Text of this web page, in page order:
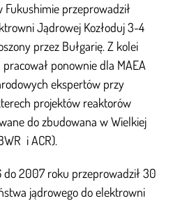
Fukushimie przeprowadził
Jądrowej Kozłoduj 3-4
przez Bułgarię. Z kolei
ponownie dla MAEA
ekspertów przy
projektów reaktorów
do zbudowana w Wielkiej
i ACR).
do 2007 roku przeprowadził 30
jądrowego do elektrowni